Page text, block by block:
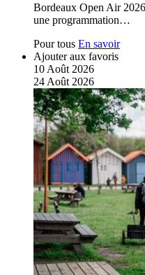
Bordeaux Open Air
une programmation…
Pour tous En savoir
Ajouter aux favoris
10 Août 2026
24 Août 2026